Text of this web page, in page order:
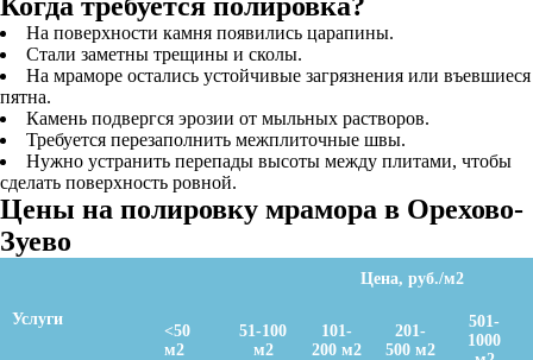
На поверхности камня появились царапины.
Стали заметны трещины и сколы.
На мраморе остались устойчивые загрязнения или въевшиеся
пятна.
Камень подвергся эрозии от мыльных растворов.
Требуется перезаполнить межплиточные швы.
Нужно устранить перепады высоты между плитами, чтобы
сделать поверхность ровной.
Цены на полировку мрамора в Орехово-
Зуево
Услуги
Цена, руб./м2
<50
м2
51-100
м2
101-
200 м2
201-
500 м2
501-
1000